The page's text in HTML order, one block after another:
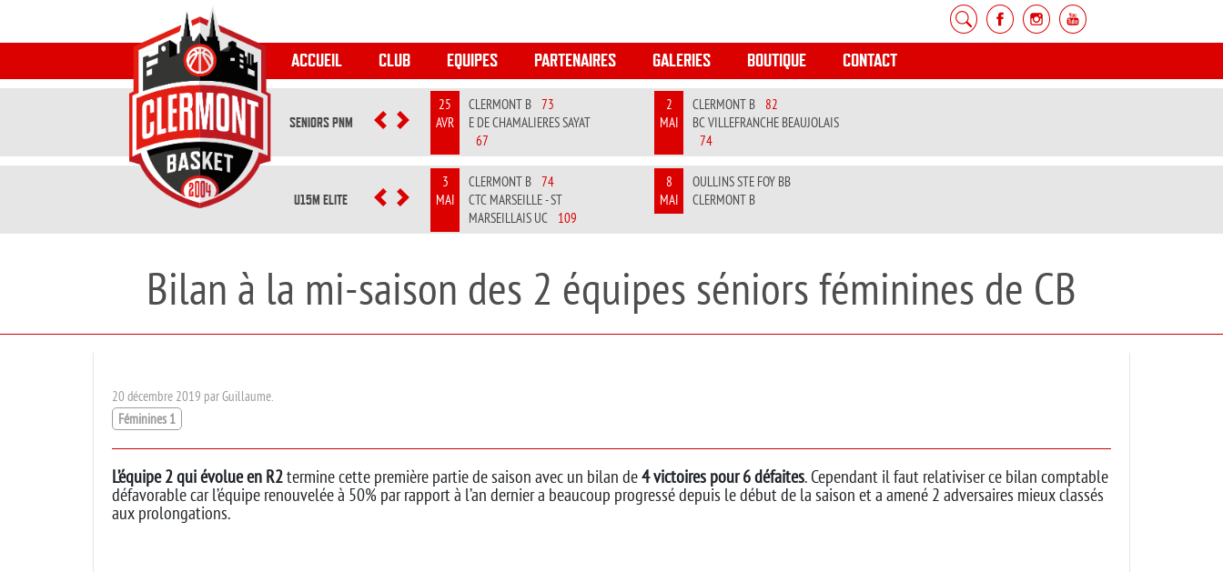
ACCUEIL CLUB EQUIPES PARTENAIRES GALERIES BOUTIQUE CONTACT
SENIORS PNM PREVIOUS
NEXT
25
AVR
CLERMONT B 73
E DE CHAMALIERES SAYAT
67
2
MAI
CLERMONT B
82
BC VILLEFRANCHE BEAUJOLAIS
74
U15M ELITE PREVIOUS
NEXT
3
MAI
CLERMONT B 74
CTC MARSEILLE - ST
MARSEILLAIS UC
109
8
MAI
OULLINS STE FOY BB
CLERMONT B
Bilan à la mi-saison des 2 équipes séniors féminines de CB
20 décembre 2019 par Guillaume.
Féminines 1
L’équipe 2 qui évolue en R2termine cette première partie de saison avec un bilan de4 victoires pour 6 défaites. Cependant il faut relativiser ce bilan comptable
défavorable car l’équipe renouvelée à 50% par rapport à l’an dernier a beaucoup progressé depuis le début de la saison et a amené 2 adversaires mieux classés
aux prolongations.